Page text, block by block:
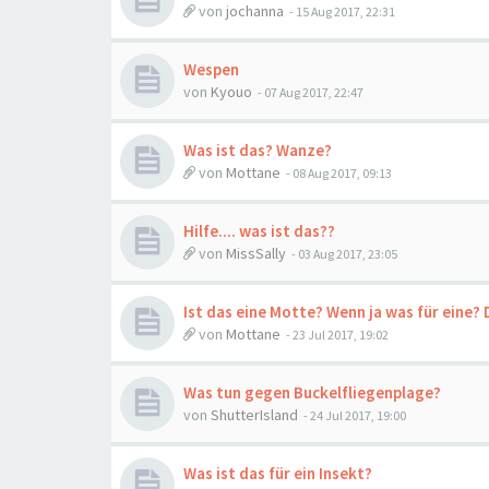
von jochanna - 15 Aug 2017, 22:31
Wespen
von Kyouo - 07 Aug 2017, 22:47
Was ist das? Wanze?
von Mottane - 08 Aug 2017, 09:13
Hilfe.... was ist das??
von MissSally - 03 Aug 2017, 23:05
Ist das eine Motte? Wenn ja was für eine?
von Mottane - 23 Jul 2017, 19:02
Was tun gegen Buckelfliegenplage?
von ShutterIsland - 24 Jul 2017, 19:00
Was ist das für ein Insekt?